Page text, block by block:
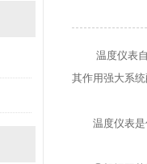
温度仪表
其作用强大系统
温度仪表是仪